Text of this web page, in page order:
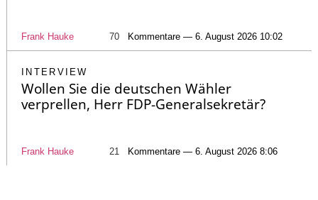
Frank Hauke 70 Kommentare — 6. August 2026 10:02
INTERVIEW
Wollen Sie die deutschen Wähler
verprellen, Herr FDP-Generalsekretär?
Frank Hauke 21 Kommentare — 6. August 2026 8:06